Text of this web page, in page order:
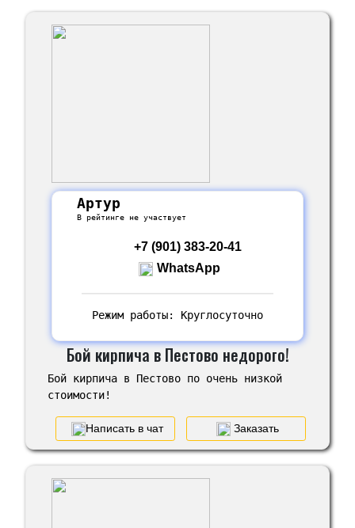
Артур
В рейтинге не участвует
+7 (901) 383-20-41
WhatsApp
Режим работы: Круглосуточно
Бой кирпича в Пестово недорого!
Бой кирпича в Пестово по очень низкой
стоимости!
Написать в чат Заказать